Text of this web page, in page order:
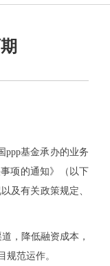
ppp基金承办的业务
项的通知》（以下
及有关政策规定、
，降低融资成本，
范运作。